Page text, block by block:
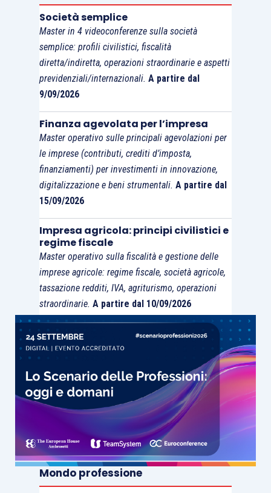
NellaScheda di studio pubblicata su
EVOLUTIONsono approfonditi, tra gli altri, i
seguenti aspetti:
le cessioni di beni da parte di
commercianti al minuto;
le prestazioni di alberghi, bar,
ristoranti;
le operazioni esenti;
i giri turistici effettuati dalle agenzie
di viaggio;
l’e-commerce diretto.
Società semplice
Master in 4 videoconferenze sulla società
semplice: profili civilistici, fiscalità
diretta/indiretta, operazioni straordinarie e aspetti
previdenziali/internazionali. A partire dal
9/09/2026
Finanza agevolata per l’impresa
Master operativo sulle principali agevolazioni per
le imprese (contributi, crediti d’imposta,
finanziamenti) per investimenti in innovazione,
digitalizzazione e beni strumentali. A partire dal
15/09/2026
Impresa agricola: principi civilistici e
regime fiscale
Master operativo sulla fiscalità e gestione delle
imprese agricole: regime fiscale, società agricole,
tassazione redditi, IVA, agriturismo, operazioni
straordinarie. A partire dal 10/09/2026
Mondo professione